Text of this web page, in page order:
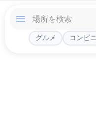
グルメ コンビニ